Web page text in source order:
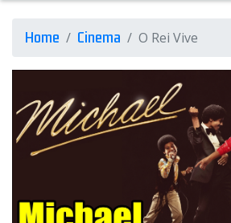
Home Cinema O Rei Vive